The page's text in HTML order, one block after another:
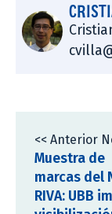
<< Anterior
Muestra de
marcas del
RIVA: UBB